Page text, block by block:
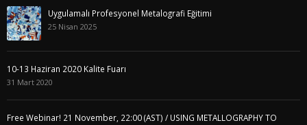
Uygulamalı Profesyonel Metalografi Eğitimi
25 Nisan 2025
10-13 Haziran 2020 Kalite Fuarı
31 Mart 2020
Free Webinar! 21 November, 22:00 (AST) / USING METALLOGRAPHY TO